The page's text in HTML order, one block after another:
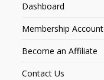
Dashboard
Membership Account
Become an Affiliate
Contact Us